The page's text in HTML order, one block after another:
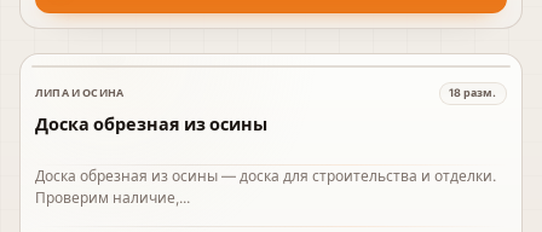
В наличии
ЛИПА И ОСИНА 18разм.
Доска обрезная из осины
Доска обрезная из осины — доска для строительства и отделки.
Проверим наличие,...